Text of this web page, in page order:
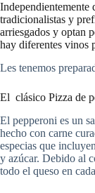
Independientemente
tradicionalistas y
arriesgados y optan
hay diferentes vinos
Les tenemos
El clásico Pizza de
El pepperoni es un
hecho con carne
especias que
y azúcar. Debido al
todo el queso en